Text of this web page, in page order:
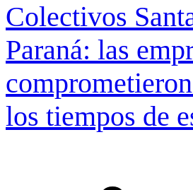
Colectivos
Paraná: las
los tiempos de